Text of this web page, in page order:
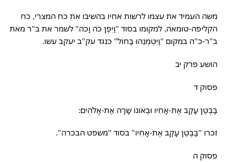
משה העמיד את עצמו לרשות אחיו בהשיבו את כח המצרי, כח
הקליפה-טומאה, למקומו בסוד "וַיִּפֶן כֹּה וָכֹה" לשמר את ב"ר מאת
ב"ר-כ"ה במקום "וַיִּטְמְנֵהוּ בַּחוֹל" כנגד עק"ב יעקב עשו.
הושע פרק יב
פסוק ד
בַּבֶּטֶן עָקַב אֶת-אָחִיו וּבְאוֹנוֹ שָׂרָה אֶת-אֱלֹהִים:
זכרו "בַּבֶּטֶן עָקַב אֶת-אָחִיו" בסוד "משפט הבכרה".
פסוק ה